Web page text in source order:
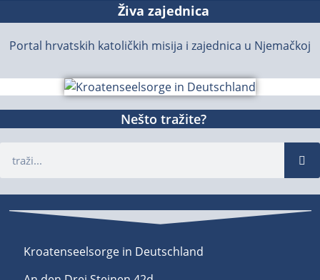
Živa zajednica
Portal hrvatskih katoličkih misija i zajednica u Njemačkoj
Nešto tražite?
Kroatenseelsorge in Deutschland